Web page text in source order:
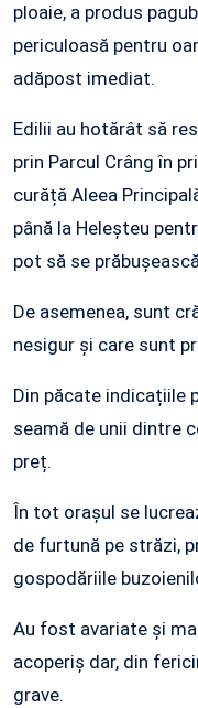
ploaie, a produs
periculoasă pentru
adăpost imediat.
Edilii au hotărât să
prin Parcul Crâng în
curăță Aleea
până la Heleșteu
pot să se
De asemenea, sunt
nesigur și care sunt
Din păcate indicațiile
seamă de unii dintre
preț.
În tot orașul se
de furtună pe străzi,
gospodăriile
Au fost avariate și
acoperiș dar, din
grave.